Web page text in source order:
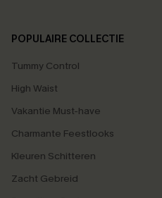
POPULAIRE COLLECTIE
Tummy Control
High Waist
Vakantie Must-have
Charmante Feestlooks
Kleuren Schitteren
Zacht Gebreid